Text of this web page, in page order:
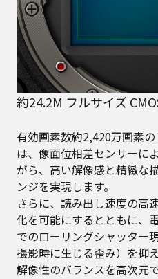
約24.2M フルサイズ
有効画素数約2,420万画素
は、像面位相差センサーに
がら、高い解像感と精緻な
ンジを実現します。
さらに、読み出し速度の高
化を可能にするとともに、
でのローリングシャッター
撮影時に生じる歪み）を抑
解像性のバランスを高次元